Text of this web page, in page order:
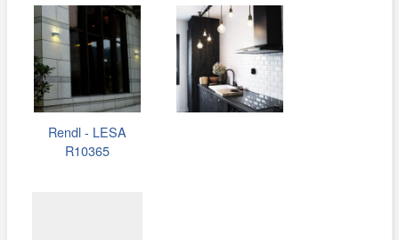
Rendl - LESA
R10365